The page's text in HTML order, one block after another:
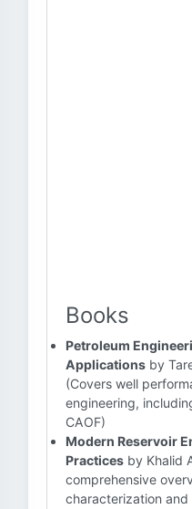
Books
Petroleum
Applications by
(Covers well
engineering,
CAOF)
Modern Reservoir
Practices by Khalid
comprehensive
characterization